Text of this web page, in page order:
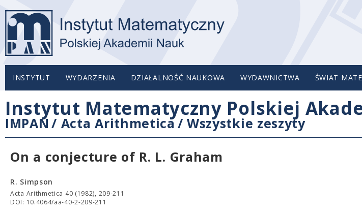
INSTYTUT WYDARZENIA DZIAŁALNOŚĆ NAUKOWA WYDAWNICTWA ŚWIAT
Instytut Matematyczny Polskiej
IMPAN / Acta Arithmetica/ Wszystkie zeszyty
On a conjecture of R. L. Graham
R. Simpson
Acta Arithmetica 40 (1982), 209-211
DOI: 10.4064/aa-40-2-209-211